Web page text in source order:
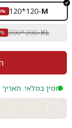
M
-
120*120
70%
XL
-
200*200
זמין במלאי.